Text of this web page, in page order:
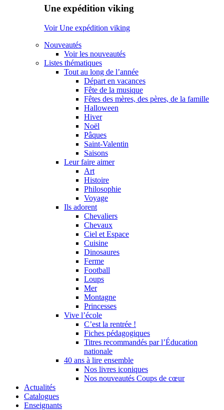
Une expédition viking
Voir Une expédition viking
Nouveautés
Voir les nouveautés
Listes thématiques
Tout au long de l’année
Départ en vacances
Fête de la musique
Fêtes des mères, des pères, de la famille
Halloween
Hiver
Noël
Pâques
Saint-Valentin
Saisons
Leur faire aimer
Art
Histoire
Philosophie
Voyage
Ils adorent
Chevaliers
Chevaux
Ciel et Espace
Cuisine
Dinosaures
Ferme
Football
Loups
Mer
Montagne
Princesses
Vive l’école
C’est la rentrée !
Fiches pédagogiques
Titres recommandés par l’Éducation
nationale
40 ans à lire ensemble
Nos livres iconiques
Nos nouveautés Coups de cœur
Actualités
Catalogues
Enseignants